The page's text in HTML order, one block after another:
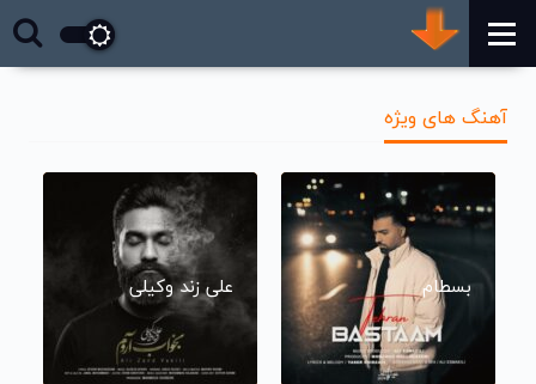
آهنگ های ویژه
بسطام علی زند وکیلی